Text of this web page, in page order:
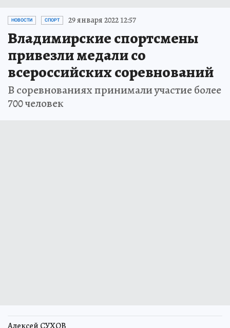
НОВОСТИ СПОРТ 29 января 2022 12:57
Владимирские спортсмены
привезли медали со
всероссийских соревнований
В соревнованиях принимали участие более
700 человек